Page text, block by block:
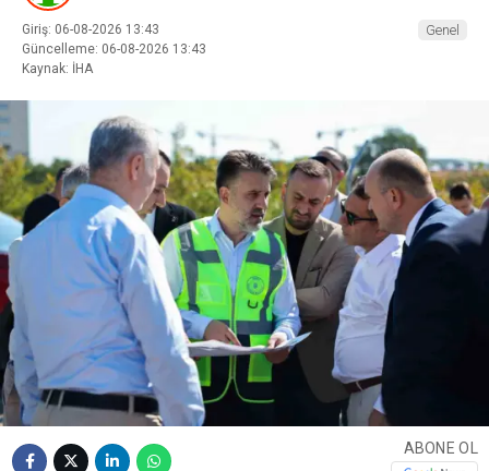
Giriş: 06-08-2026 13:43
Güncelleme: 06-08-2026 13:43
Kaynak: İHA
Genel
ABONE OL